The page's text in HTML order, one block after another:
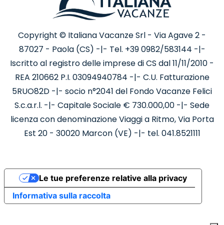
Copyright © Italiana Vacanze Srl - Via Agave 2 -
87027 - Paola (CS) -|- Tel. +39 0982/583144 -|-
Iscritto al registro delle imprese di CS dal 11/11/2010 -
REA 210662 P.I. 03094940784 -|- C.U. Fatturazione
5RUO82D -|- socio n°2041 del Fondo Vacanze Felici
S.c.a.r.l. -|- Capitale Sociale € 730.000,00 -|- Sede
licenza con denominazione Viaggi a Ritmo, Via Porta
Est 20 - 30020 Marcon (VE) -|- tel. 041.8521111
Informativa sulla raccolta
Le tue preferenze relative alla privacy